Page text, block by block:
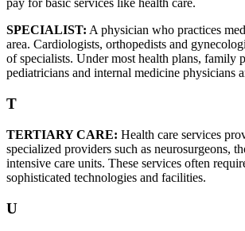
pay for basic services like health care.
SPECIALIST: A physician who practices
area. Cardiologists, orthopedists and
of specialists. Under most health plans, family
pediatricians and internal medicine physicians
T
TERTIARY CARE: Health care services
specialized providers such as neurosurgeons,
intensive care units. These services often
sophisticated technologies and facilities.
U